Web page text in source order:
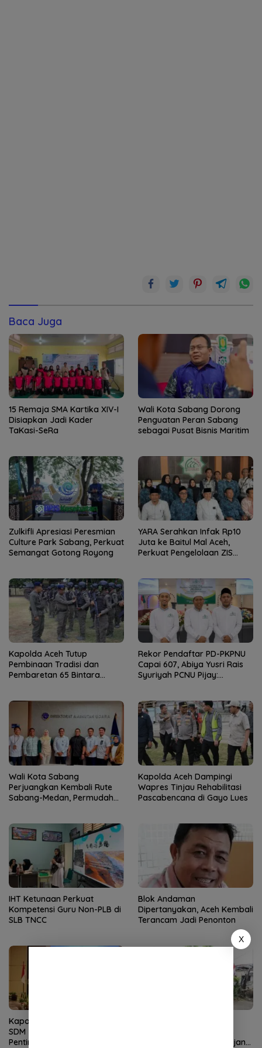
Baca Juga
15 Remaja SMA Kartika XIV-I
Disiapkan Jadi Kader
TaKasi-SeRa
Wali Kota Sabang Dorong
Penguatan Peran Sabang
sebagai Pusat Bisnis Maritim
Zulkifli Apresiasi Peresmian
Culture Park Sabang, Perkuat
Semangat Gotong Royong
YARA Serahkan Infak Rp10
Juta ke Baitul Mal Aceh,
Perkuat Pengelolaan ZIS
Kapolda Aceh Tutup
Pembinaan Tradisi dan
Pembaretan 65 Bintara
Rekor Pendaftar PD-PKPNU
Capai 607, Abiya Yusri Rais
Syuriyah PCNU Pijay:
Wali Kota Sabang
Perjuangkan Kembali Rute
Sabang-Medan, Permudah
Kapolda Aceh Dampingi
Wapres Tinjau Rehabilitasi
Pascabencana di Gayo Lues
IHT Ketunaan Perkuat
Kompetensi Guru Non-PLB di
SLB TNCC
Blok Andaman
Dipertanyakan, Aceh Kembali
Terancam Jadi Penonton
Kapolda Aceh Buka Rakernis
SDM 2026, Tekankan
Pentingnya SDM Unggul
Aspol Lamteumen I Diterjang
X